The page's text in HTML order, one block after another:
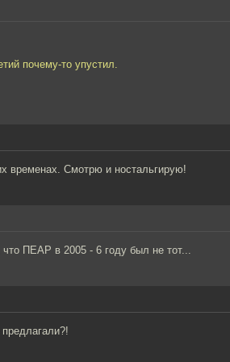
почему-то упустил.
временах. Смотрю и ностальгирую!
ПЕАР в 2005 - 6 году был не тот...